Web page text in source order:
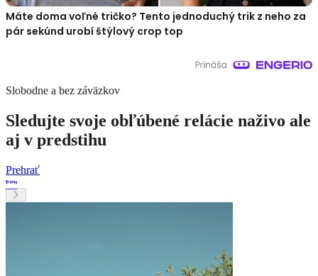
Máte doma voľné tričko? Tento jednoduchý trik z neho za
pár sekúnd urobí štýlový crop top
Slobodne a bez záväzkov
Sledujte svoje obľúbené relácie naživo ale
aj v predstihu
Prehrať